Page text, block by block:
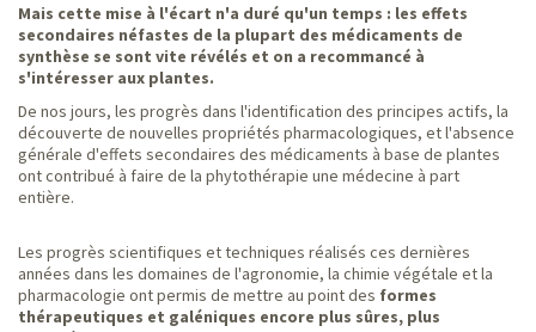
Mais cette mise à l'écart n'a duré qu'un temps : les effets
secondaires néfastes de la plupart des médicaments de
synthèse se sont vite révélés et on a recommancé à
s'intéresser aux plantes.
De nos jours, les progrès dans l'identification des principes actifs, la
découverte de nouvelles propriétés pharmacologiques, et l'absence
générale d'effets secondaires des médicaments à base de plantes
ont contribué à faire de la phytothérapie une médecine à part
entière.
Les progrès scientifiques et techniques réalisés ces dernières
années dans les domaines de l'agronomie, la chimie végétale et la
pharmacologie ont permis de mettre au point des formes
thérapeutiques et galéniques encore plus sûres, plus